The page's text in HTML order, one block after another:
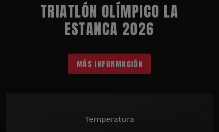
TRIATLÓN OLÍMPICO LA
ESTANCA 2026
MÁS INFORMACIÓN
Temperatura